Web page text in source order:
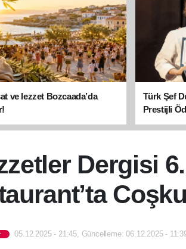
ve lezzet Bozcaada’da
Türk Şef
Prestijli
sahibi oldu
Dergisi
05.12.2025 - 21:45, Güncelleme: 06.12.2025 -